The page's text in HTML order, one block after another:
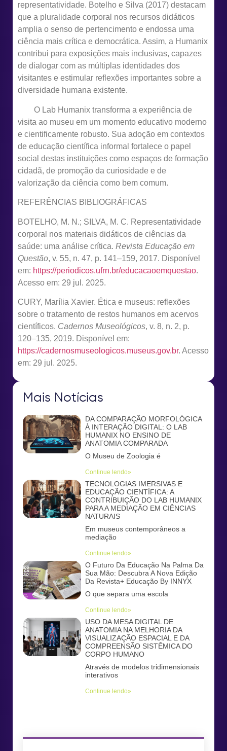
representatividade. Botelho e Silva (2017) destacam
que a pluralidade corporal nos recursos didáticos
amplia o senso de pertencimento e endossa uma
ciência mais crítica e democrática. Assim, a Humanix
contribui para exposições mais inclusivas, capazes
de dialogar com as múltiplas identidades dos
visitantes e estimular reflexões importantes sobre a
diversidade humana existente.
O Lab Humanix transforma a experiência de
visita ao museu em um momento educativo moderno
e cientificamente robusto. Sua adoção em contextos
de educação científica informal fortalece o papel
social destas instituições como espaços de formação
cidadã, de promoção da curiosidade e de
valorização da ciência como bem comum.
REFERÊNCIAS BIBLIOGRÁFICAS
BOTELHO, M. N.; SILVA, M. C. Representatividade
corporal nos materiais didáticos de ciências da
saúde: uma análise crítica. Revista Educação em
Questão, v. 55, n. 47, p. 141–159, 2017. Disponível
em: https://periodicos.ufrn.br/educacaoemquestao.
Acesso em: 29 jul. 2025.
CURY, Marília Xavier. Ética e museus: reflexões
sobre o tratamento de restos humanos em acervos
científicos. Cadernos Museológicos, v. 8, n. 2, p.
120–135, 2019. Disponível em:
https://cadernosmuseologicos.museus.gov.br. Acesso
em: 29 jul. 2025.
Mais Notícias
DA COMPARAÇÃO MORFOLÓGICA
À INTERAÇÃO DIGITAL: O LAB
HUMANIX NO ENSINO DE
ANATOMIA COMPARADA
O Museu de Zoologia é
Continue lendo»
TECNOLOGIAS IMERSIVAS E
EDUCAÇÃO CIENTÍFICA: A
CONTRIBUIÇÃO DO LAB HUMANIX
PARA A MEDIAÇÃO EM CIÊNCIAS
NATURAIS
Em museus contemporâneos a
mediação
Continue lendo»
O Futuro Da Educação Na Palma Da
Sua Mão: Descubra A Nova Edição
Da Revista+ Educação By INNYX
O que separa uma escola
Continue lendo»
USO DA MESA DIGITAL DE
ANATOMIA NA MELHORIA DA
VISUALIZAÇÃO ESPACIAL E DA
COMPREENSÃO SISTÊMICA DO
CORPO HUMANO
Através de modelos tridimensionais
interativos
Continue lendo»